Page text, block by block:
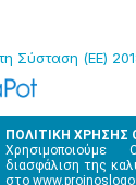
ΠΟΛΙΤΙΚΗ ΧΡΗΣΗΣ
διασφάλιση της
στο
Σύσταση (ΕΕ)